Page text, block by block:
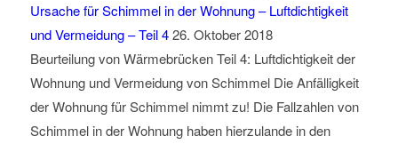
Ursache für Schimmel in der Wohnung – Luftdichtigkeit
und Vermeidung – Teil 4 26. Oktober 2018
Beurteilung von Wärmebrücken Teil 4: Luftdichtigkeit der
Wohnung und Vermeidung von Schimmel Die Anfälligkeit
der Wohnung für Schimmel nimmt zu! Die Fallzahlen von
Schimmel in der Wohnung haben hierzulande in den